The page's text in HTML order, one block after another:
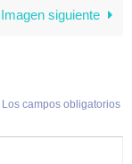
Imagen siguiente
Los campos obligatorios